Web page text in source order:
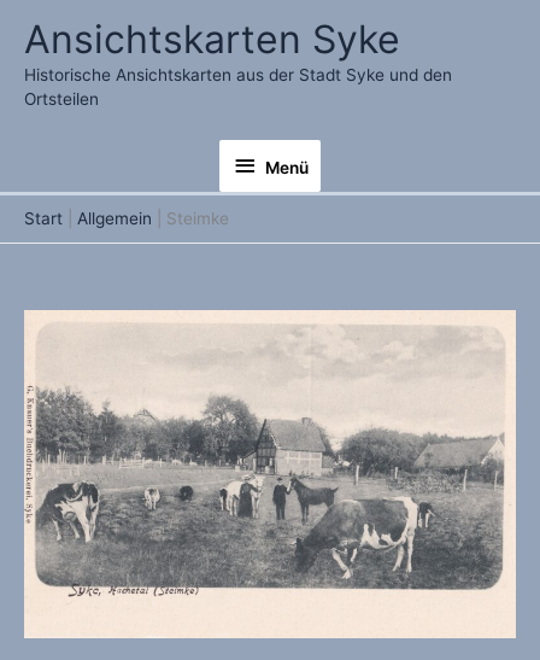
Inhalt
springen
Ansichtskarten Syke
Historische Ansichtskarten aus der Stadt Syke und den
Ortsteilen
Menü
Menü
Start Allgemein Steimke